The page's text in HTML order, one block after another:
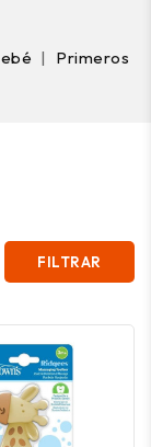
Primeros
FILTRAR